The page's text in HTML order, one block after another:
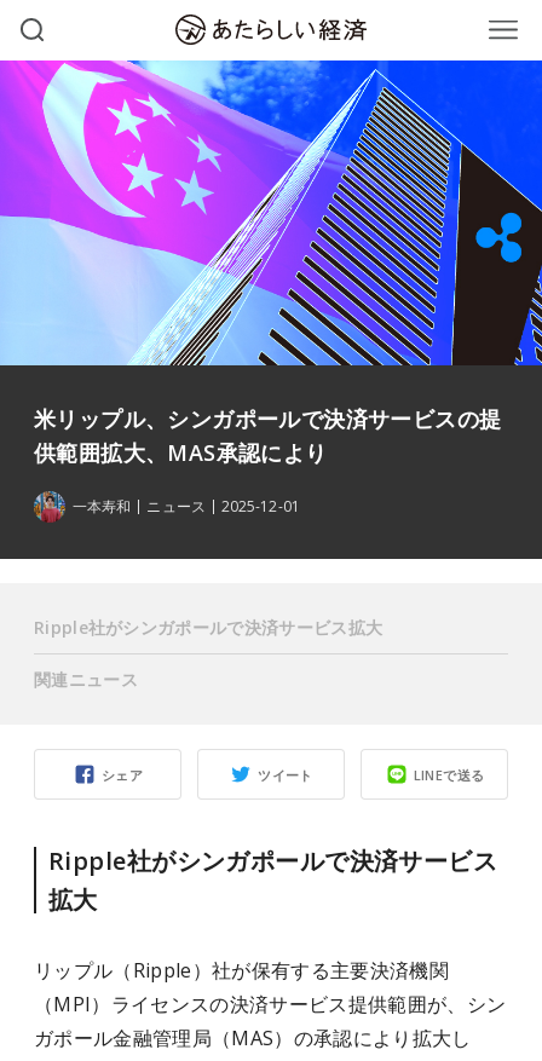
米リップル、シンガポールで決済サービスの提
供範囲拡大、MAS承認により
一本寿和 ニュース 2025-12-01
シェア ツイート LINEで送る
Ripple社がシンガポールで決済サービス
拡大
リップル（Ripple）社が保有する主要決済機関
（MPI）ライセンスの決済サービス提供範囲が、シン
ガポール金融管理局（MAS）の承認により拡大し
Ripple社がシンガポールで決済サービス拡大
関連ニュース